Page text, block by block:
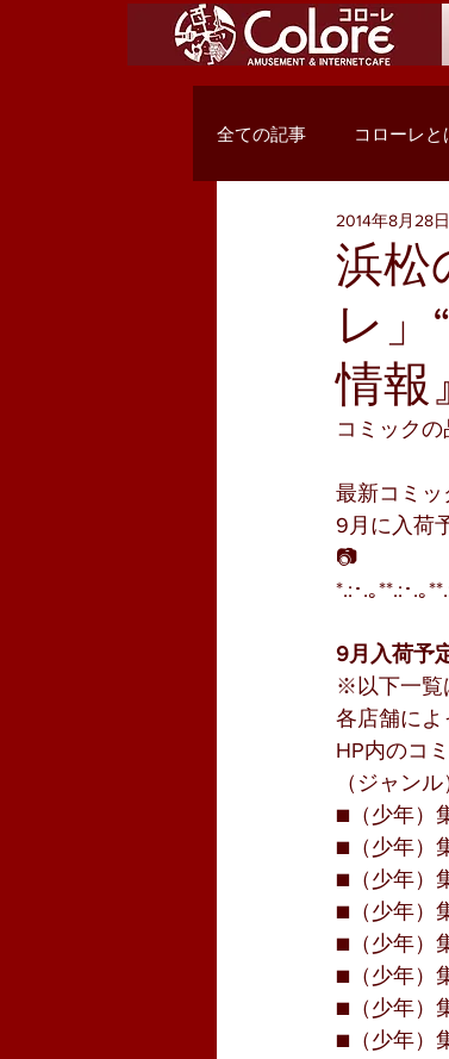
全ての記事 コローレと
オススメコミック
浜松市野店
PC関係・コンテンツ
浜松
レ」
情報
2014年8月28日
コミック
最新コミッ
9月に入荷
📷
*.:･.｡**.:･.｡
9月入荷予
※以下一覧
各店舗に
HP内のコ
（ジャン
■（少年）
■（少年）
■（少年）
■（少年）
■（少年）
■（少年）
■（少年）
■（少年）